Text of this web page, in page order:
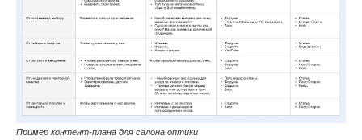
Пример контент-плана для салона оптики